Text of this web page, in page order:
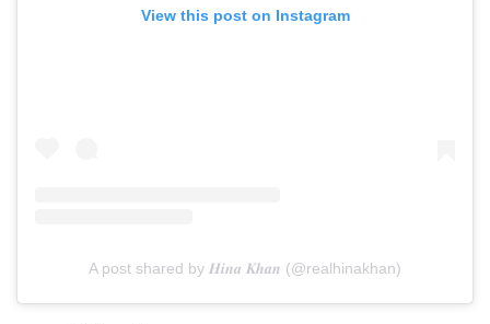
View this post on Instagram
A post shared by 𝑯𝒊𝒏𝒂 𝑲𝒉𝒂𝒏 (@realhinakhan)